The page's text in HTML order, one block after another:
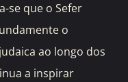
se que o Sefer
o
ao longo dos
a inspirar